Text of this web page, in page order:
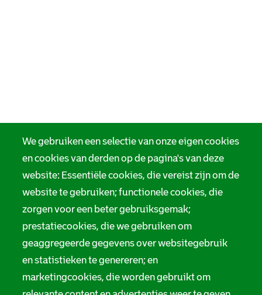
We gebruiken een selectie van onze eigen cookies
en cookies van derden op de pagina's van deze
website: Essentiële cookies, die vereist zijn om de
website te gebruiken; functionele cookies, die
zorgen voor een beter gebruiksgemak;
prestatiecookies, die we gebruiken om
geaggregeerde gegevens over websitegebruik
en statistieken te genereren; en
marketingcookies, die worden gebruikt om